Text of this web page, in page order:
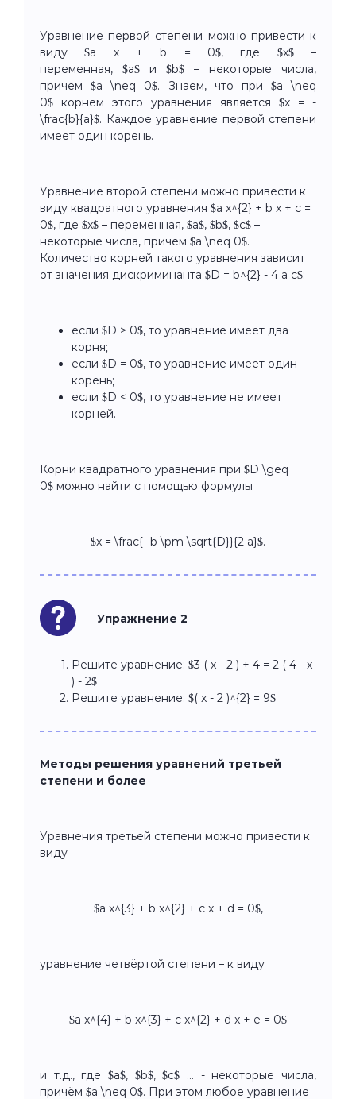
Уравнение первой степени можно привести к
виду $a x + b = 0$, где $x$ –
переменная, $a$ и $b$ – некоторые числа,
причем $a \neq 0$. Знаем, что при $a \neq
0$ корнем этого уравнения является $x = -
\frac{b}{a}$. Каждое уравнение первой степени
имеет один корень.
Уравнение второй степени можно привести к
виду квадратного уравнения $a x^{2} + b x + c =
0$, где $x$ – переменная, $a$, $b$, $c$ –
некоторые числа, причем $a \neq 0$.
Количество корней такого уравнения зависит
от значения дискриминанта $D = b^{2} - 4 a c$:
если $D > 0$, то уравнение имеет два
корня;
если $D = 0$, то уравнение имеет один
корень;
если $D < 0$, то уравнение не имеет
корней.
Корни квадратного уравнения при $D \geq
0$ можно найти с помощью формулы
$x = \frac{- b \pm \sqrt{D}}{2 a}$.
Упражнение 2
Решите уравнение: $3 ( x - 2 ) + 4 = 2 ( 4 - x
) - 2$
Решите уравнение: $( x - 2 )^{2} = 9$
Методы решения уравнений третьей
степени и более
Уравнения третьей степени можно привести к
виду
$a x^{3} + b x^{2} + c x + d = 0$,
уравнение четвёртой степени – к виду
$a x^{4} + b x^{3} + c x^{2} + d x + e = 0$
и т.д., где $a$, $b$, $c$ … - некоторые числа,
причём $a \neq 0$. При этом любое уравнение